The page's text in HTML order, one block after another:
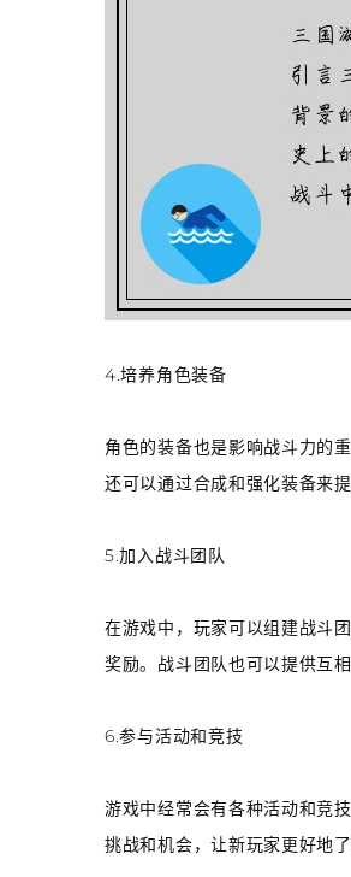
4.培养角色装备
角色的装备也是影响战斗力的
还可以通过合成和强化装备来
5.加入战斗团队
在游戏中，玩家可以组建战斗
奖励。战斗团队也可以提供互
6.参与活动和竞技
游戏中经常会有各种活动和竞
挑战和机会，让新玩家更好地